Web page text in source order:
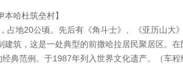
哈杜筑垒村】
地20公顷。先后有《角斗士》、《亚历山大
筑，这是一处典型的前撒哈拉居民聚居区。
典范例。于1987年列入世界文化遗产。（车程